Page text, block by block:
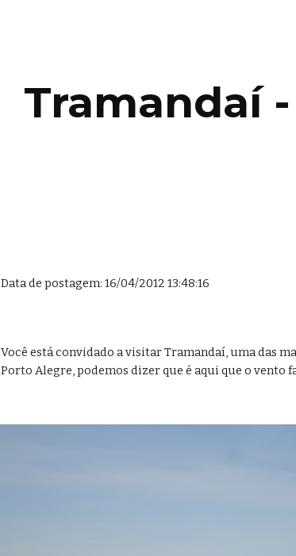
Tramandaí
Data de postagem: 16/04/2012 13:48:16
Você está convidado a visitar Tramandaí, uma das
Porto Alegre, podemos dizer que é aqui que o vento